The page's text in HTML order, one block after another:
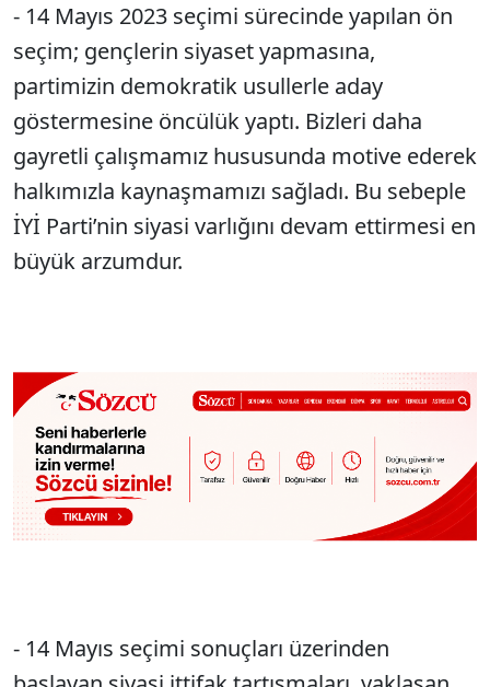
- 14 Mayıs 2023 seçimi sürecinde yapılan ön
seçim; gençlerin siyaset yapmasına,
partimizin demokratik usullerle aday
göstermesine öncülük yaptı. Bizleri daha
gayretli çalışmamız hususunda motive ederek
halkımızla kaynaşmamızı sağladı. Bu sebeple
İYİ Parti’nin siyasi varlığını devam ettirmesi en
büyük arzumdur.
- 14 Mayıs seçimi sonuçları üzerinden